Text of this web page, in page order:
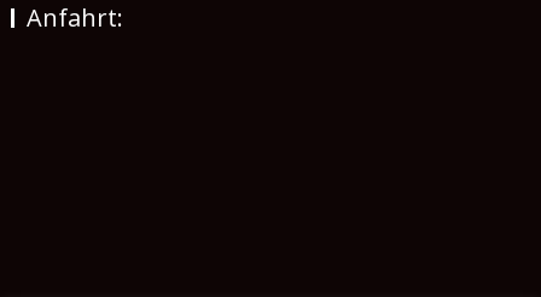
Anfahrt: